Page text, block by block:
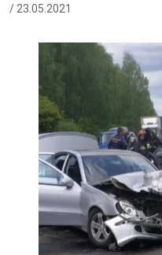
/ 23.05.2021